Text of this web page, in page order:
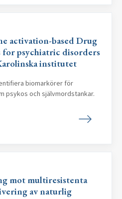
activation-based Drug
for psychiatric disorders
institutet
biomarkörer för
psykos och självmordstankar.
mot multiresistenta
av naturlig